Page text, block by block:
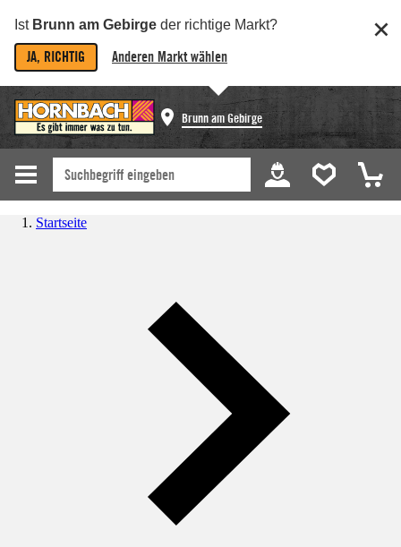
Ist Brunn am Gebirge der richtige Markt?
JA, RICHTIG Anderen Markt wählen
Brunn am Gebirge
Startseite